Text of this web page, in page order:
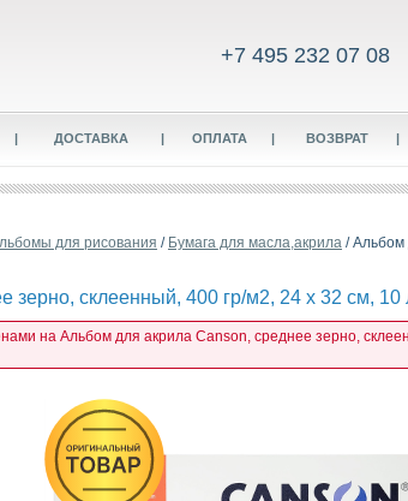
+7 495 232 07 08
| ДОСТАВКА | ОПЛАТА | ВОЗВРАТ |
для рисования / Бумага для масла,акрила / Альбом
зерно, склеенный, 400 гр/м2, 24 x 32 см, 10
на Альбом для акрила Canson, среднее зерно,